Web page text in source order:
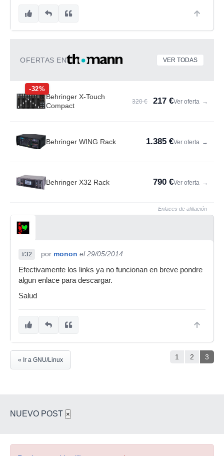
OFERTAS EN VER TODAS
-32%
Behringer X-Touch
Compact
320 € 217 €Ver oferta →
Behringer WING Rack 1.385 €Ver oferta →
Behringer X32 Rack 790 €Ver oferta →
Enlaces de afiliación
#32 por monon el 29/05/2014
Efectivamente los links ya no funcionan en breve pondre
algun enlace para descargar.
Salud
1 2 3
« Ir a GNU/Linux
NUEVO POST ×